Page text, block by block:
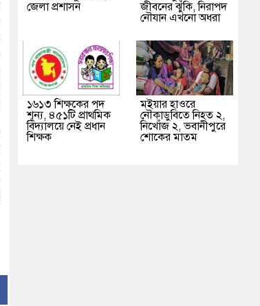
জেলা প্রশাসন
জীবনের ঝুঁকি, নিরাপদ
নৌযান এখনো অধরা
১৬১৩ শিক্ষকের পদ
শূন্য, ৪৫১টি প্রাথমিক
বিদ্যালয়ে নেই প্রধান
শিক্ষক
মইয়ার হাওরে
নৌকাডুবিতে নিহত ২,
নিখোঁজ ২, ভবানীপুরে
শোকের মাতম